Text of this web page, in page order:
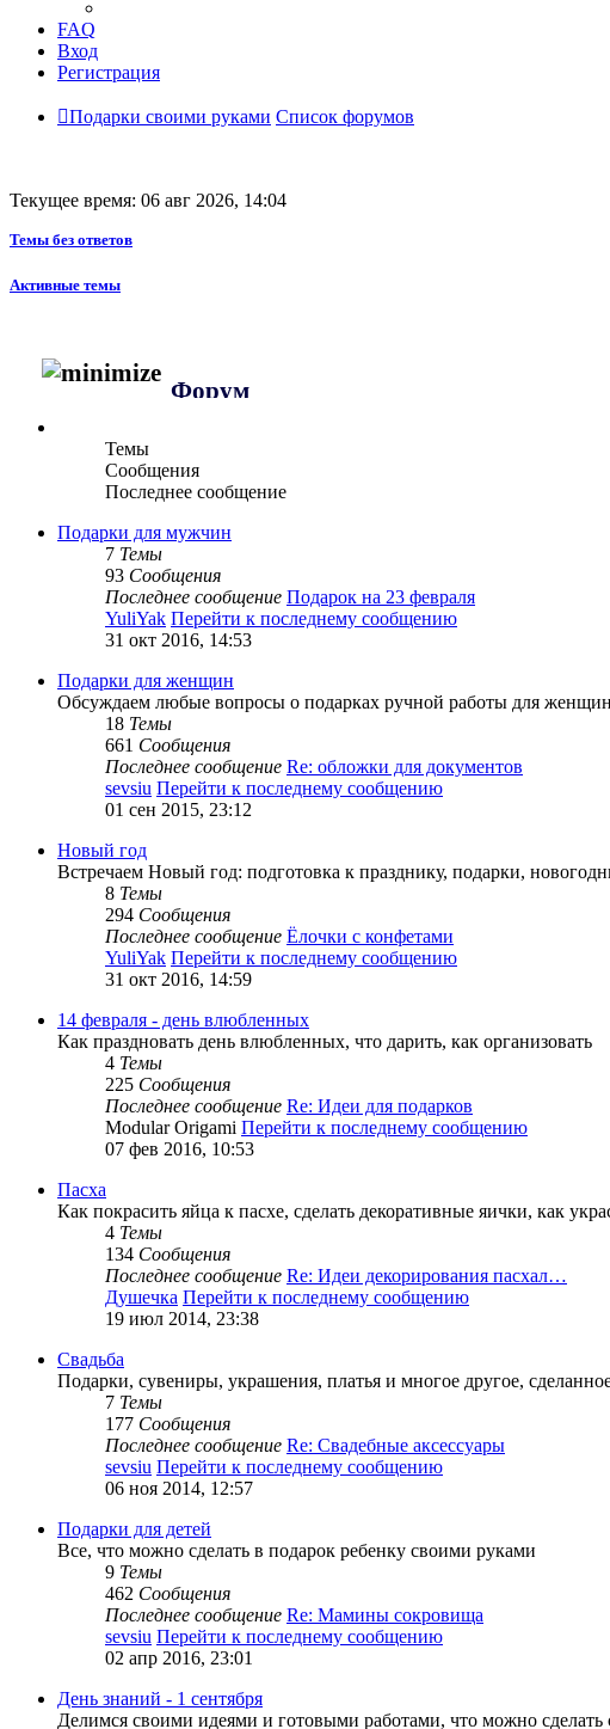
FAQ
Вход
Регистрация
Подарки своими руками Список форумов
Текущее время: 06 авг 2026, 14:04
Темы без ответов
Активные темы
Форум
Темы
Сообщения
Последнее сообщение
Подарки для мужчин
7 Темы
93 Сообщения
Последнее сообщение Подарок на 23 февраля
YuliYak Перейти к последнему сообщению
31 окт 2016, 14:53
Подарки для женщин
Обсуждаем любые вопросы о подарках ручной работы для
18 Темы
661 Сообщения
Последнее сообщение Re: обложки для документов
sevsiu Перейти к последнему сообщению
01 сен 2015, 23:12
Новый год
Встречаем Новый год: подготовка к празднику, подарки,
8 Темы
294 Сообщения
Последнее сообщение Ёлочки с конфетами
YuliYak Перейти к последнему сообщению
31 окт 2016, 14:59
14 февраля - день влюбленных
Как праздновать день влюбленных, что дарить, как организовать
4 Темы
225 Сообщения
Последнее сообщение Re: Идеи для подарков
Modular Origami Перейти к последнему сообщению
07 фев 2016, 10:53
Пасха
Как покрасить яйца к пасхе, сделать декоративные яички, как
4 Темы
134 Сообщения
Последнее сообщение Re: Идеи декорирования пасхал…
Душечка Перейти к последнему сообщению
19 июл 2014, 23:38
Свадьба
Подарки, сувениры, украшения, платья и многое другое,
7 Темы
177 Сообщения
Последнее сообщение Re: Свадебные аксессуары
sevsiu Перейти к последнему сообщению
06 ноя 2014, 12:57
Подарки для детей
Все, что можно сделать в подарок ребенку своими руками
9 Темы
462 Сообщения
Последнее сообщение Re: Мамины сокровища
sevsiu Перейти к последнему сообщению
02 апр 2016, 23:01
День знаний - 1 сентября
Делимся своими идеями и готовыми работами, что можно сделать